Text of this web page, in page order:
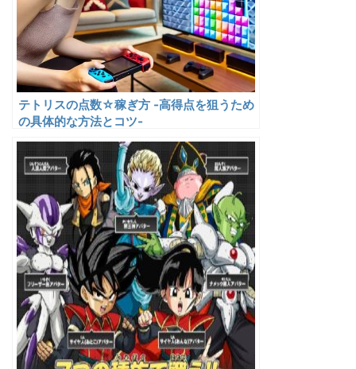
テトリスの点数☆稼ぎ方 -高得点を狙うため
の具体的な方法とコツ-